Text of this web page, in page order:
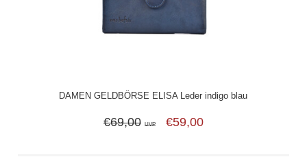
DAMEN GELDBÖRSE ELISA Leder indigo blau
€69,00 UVP €59,00